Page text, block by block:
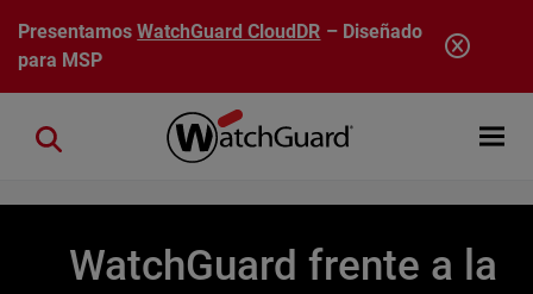
Pasar al contenido principal
PresentamosWatchGuard CloudDR – Diseñado
para MSP
Open
Close search
WatchGuard frente a la